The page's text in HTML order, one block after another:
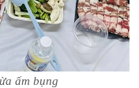
ấm bụng